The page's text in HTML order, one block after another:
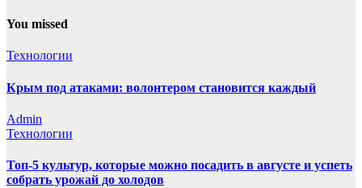
You missed
Технологии
Крым под атаками: волонтером становится каждый
Admin
Технологии
Топ-5 культур, которые можно посадить в августе и успеть
собрать урожай до холодов